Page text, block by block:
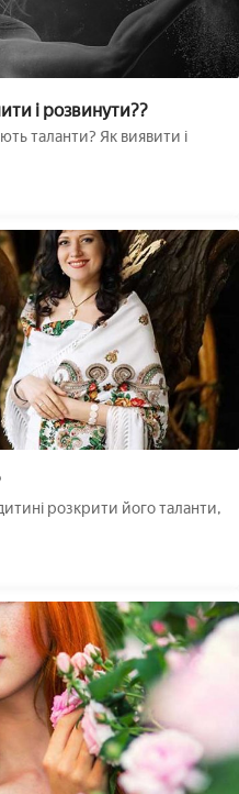
і розвинути??
таланти? Як виявити і
розкрити його таланти,